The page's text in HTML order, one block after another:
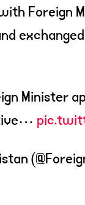
Foreign
Minister